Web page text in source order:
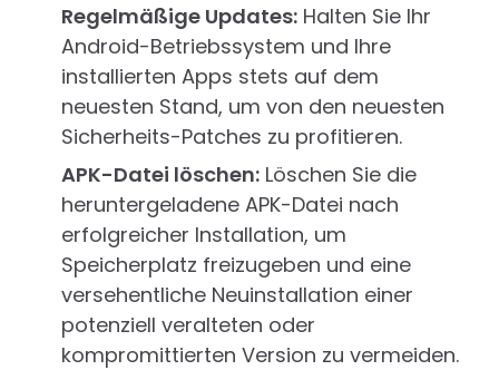
Regelmäßige Updates: Halten Sie Ihr
Android-Betriebssystem und Ihre
installierten Apps stets auf dem
neuesten Stand, um von den neuesten
Sicherheits-Patches zu profitieren.
APK-Datei löschen: Löschen Sie die
heruntergeladene APK-Datei nach
erfolgreicher Installation, um
Speicherplatz freizugeben und eine
versehentliche Neuinstallation einer
potenziell veralteten oder
kompromittierten Version zu vermeiden.